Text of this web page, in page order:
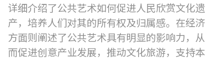
详细介绍了公共艺术如何促进人民欣赏文化遗
产，培养人们对其的所有权及归属感。在经济
方面则阐述了公共艺术具有明显的影响力，从
而促进创意产业发展，推动文化旅游，支持本